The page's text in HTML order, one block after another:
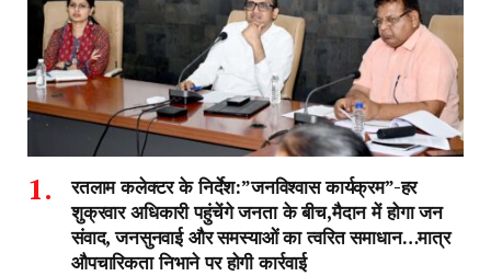
रतलाम कलेक्टर के निर्देश:”जनविश्वास कार्यक्रम”-हर
शुक्रवार अधिकारी पहुंचेंगे जनता के बीच,मैदान में होगा जन
संवाद, जनसुनवाई और समस्याओं का त्वरित समाधान…मात्र
औपचारिकता निभाने पर होगी कार्रवाई